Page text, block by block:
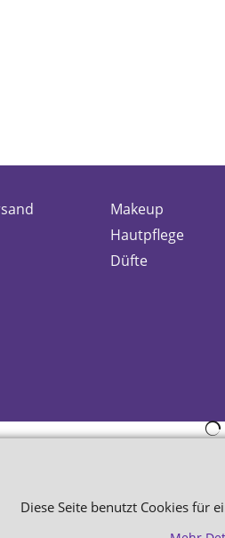
Makeup
Hautpflege
Düfte
Diese Seite benutzt Cookies für